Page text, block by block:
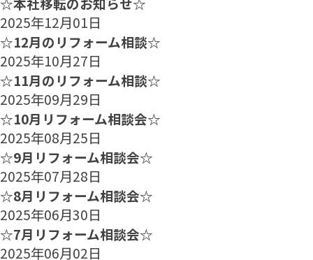
2025年12月01日
☆12月のリフォーム相談☆
2025年10月27日
☆11月のリフォーム相談☆
2025年09月29日
☆10月リフォーム相談会☆
2025年08月25日
☆9月リフォーム相談会☆
2025年07月28日
☆8月リフォーム相談会☆
2025年06月30日
☆7月リフォーム相談会☆
2025年06月02日